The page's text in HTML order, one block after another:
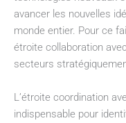
avancer les nouvelles
monde entier. Pour ce
étroite collaboration
secteurs
L’étroite coordination
indispensable pour